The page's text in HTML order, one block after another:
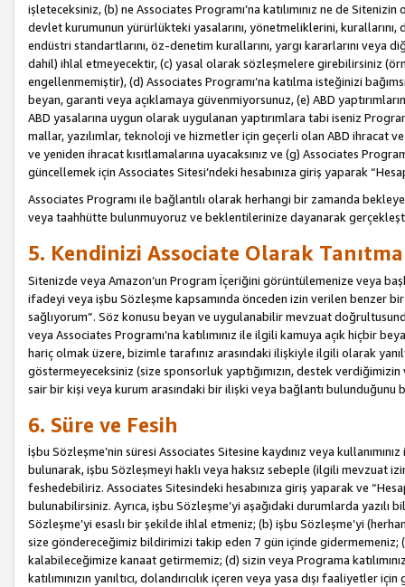
işleteceksiniz, (b) ne Associates Programı’na katılımınız ne de
devlet kurumunun yürürlükteki yasalarını, yönetmeliklerini,
endüstri standartlarını, öz-denetim kurallarını, yargı kararlarını
dahil) ihlal etmeyecektir, (c) yasal olarak sözleşmelere girebilirsiniz
engellenmemiştir), (d) Associates Programı’na katılma isteğinizi
beyan, garanti veya açıklamaya güvenmiyorsunuz, (e) ABD
ABD yasalarına uygun olarak uygulanan yaptırımlara tabi iseniz
mallar, yazılımlar, teknoloji ve hizmetler için geçerli olan ABD ihracat
ve yeniden ihracat kısıtlamalarına uyacaksınız ve (g) Associates
güncellemek için Associates Sitesi’ndeki hesabınıza giriş yaparak
Associates Programı ile bağlantılı olarak herhangi bir zamanda
veya taahhütte bulunmuyoruz ve beklentilerinize dayanarak
5. Kendinizi Associate Olarak
Sitenizde veya Amazon’un Program İçeriğini görüntülemenize veya
ifadeyi veya işbu Sözleşme kapsamında önceden izin verilen benzer
sağlıyorum”. Söz konusu beyan ve uygulanabilir mevzuat
veya Associates Programı’na katılımınız ile ilgili kamuya açık hiçbir
hariç olmak üzere, bizimle tarafınız arasındaki ilişkiyle ilgili olarak
göstermeyeceksiniz (size sponsorluk yaptığımızın, destek
sair bir kişi veya kurum arasındaki bir ilişki veya bağlantı bulunduğunu
6. Süre ve Fesih
İşbu Sözleşme’nin süresi Associates Sitesine kaydınız veya
bulunarak, işbu Sözleşmeyi haklı veya haksız sebeple (ilgili mevzuat
feshedebiliriz. Associates Sitesindeki hesabınıza giriş yaparak ve
bulunabilirsiniz. Ayrıca, işbu Sözleşme’yi aşağıdaki durumlarda yazılı
Sözleşme’yi esaslı bir şekilde ihlal etmeniz; (b) işbu Sözleşme’yi
size göndereceğimiz bildirimizi takip eden 7 gün içinde gidermemeniz;
kalabileceğimize kanaat getirmemiz; (d) sizin veya Programa
katılımınızın yanıltıcı, dolandırıcılık içeren veya yasa dışı